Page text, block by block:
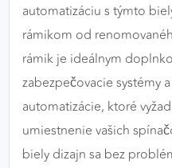
automatizáciu s týmto
rámikom od
rámik je ideálnym
zabezpečovacie systémy
automatizácie, ktoré
umiestnenie vašich
biely dizajn sa bez
Poskytovateľ:
správania
stránkami. Umožňujú
zobrazovať cielenú a